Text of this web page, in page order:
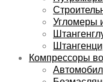
Угломеры
Компрессоры